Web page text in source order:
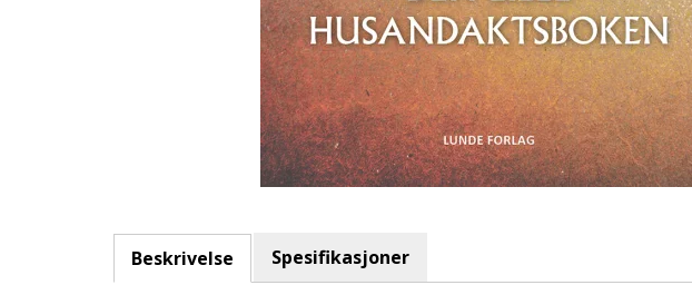
Beskrivelse Spesifikasjoner